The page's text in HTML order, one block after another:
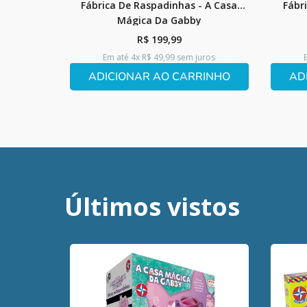
Fábrica De Raspadinhas - A Casa
Mágica Da Gabby
R$ 199,99
Em até 4x R$ 49,99 sem juros
ADICIONAR AO CARRINHO
Últimos vistos